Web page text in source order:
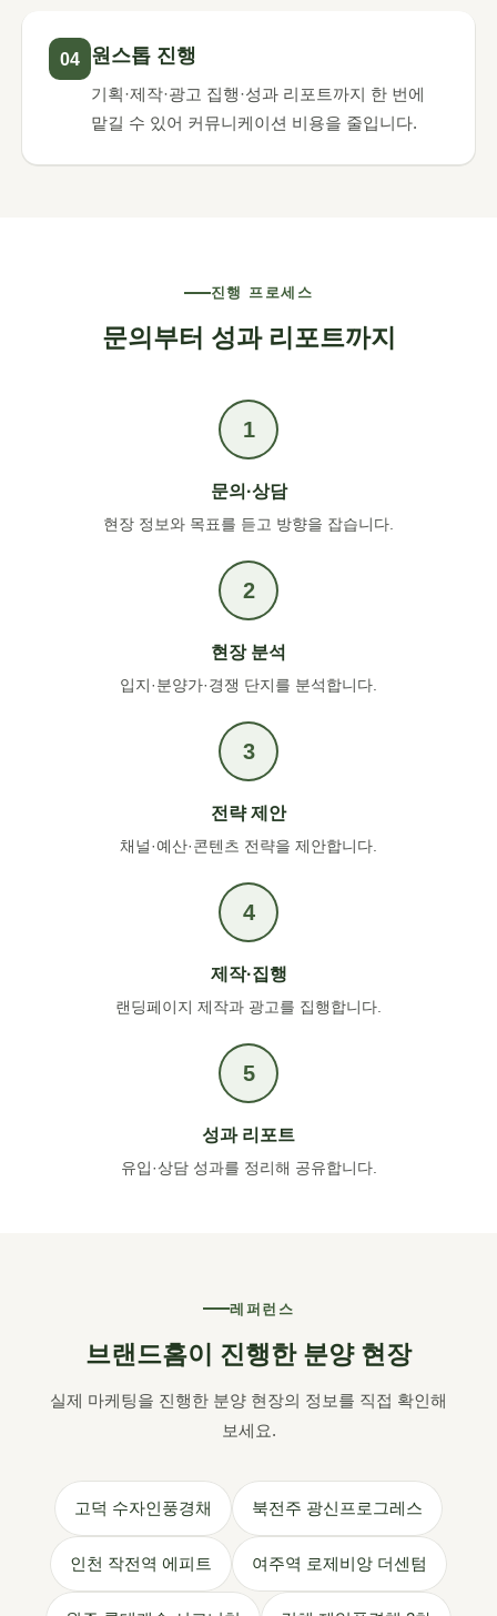
04 원스톱 진행
기획·제작·광고 집행·성과 리포트까지 한 번에
맡길 수 있어 커뮤니케이션 비용을 줄입니다.
진행 프로세스
문의부터 성과 리포트까지
문의·상담
현장 정보와 목표를 듣고 방향을 잡습니다.
현장 분석
입지·분양가·경쟁 단지를 분석합니다.
전략 제안
채널·예산·콘텐츠 전략을 제안합니다.
제작·집행
랜딩페이지 제작과 광고를 집행합니다.
성과 리포트
유입·상담 성과를 정리해 공유합니다.
레퍼런스
브랜드홈이 진행한 분양 현장
실제 마케팅을 진행한 분양 현장의 정보를 직접 확인해
보세요.
고덕 수자인풍경채 북전주 광신프로그레스
인천 작전역 에피트 여주역 로제비앙 더센텀